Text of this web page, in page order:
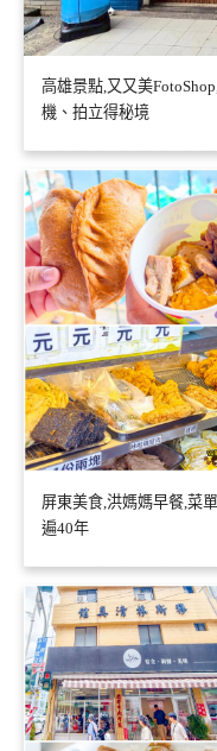
高雄景點,又又美
機、拍立得秘境
屏東美食,洪媽媽早餐,菜
遍40年